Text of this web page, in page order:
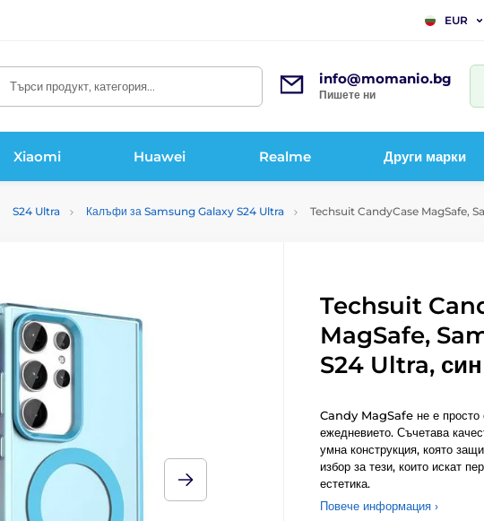
EUR
Търси продукт, категория... info@momanio.bg
Пишете ни
Xiaomi Huawei Realme Други марки
S24 Ultra Калъфи за Samsung Galaxy S24 Ultra Techsuit CandyCase MagSafe,
Techsuit
MagSafe,
S24 Ultra, син
Candy MagSafe не е просто
ежедневието. Съчетава
умна конструкция, която
избор за тези, които искат
естетика.
Повече информация ›